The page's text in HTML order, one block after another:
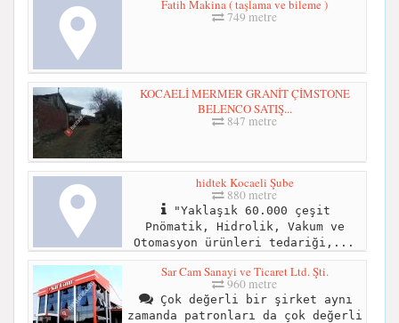
Fatih Makina ( taşlama ve bileme )
749 metre
KOCAELİ MERMER GRANİT ÇİMSTONE
BELENCO SATIŞ...
847 metre
hidtek Kocaeli Şube
880 metre
"Yaklaşık 60.000 çeşit
Pnömatik, Hidrolik, Vakum ve
Otomasyon ürünleri tedariği,...
Sar Cam Sanayi ve Ticaret Ltd. Şti.
960 metre
Çok değerli bir şirket aynı
zamanda patronları da çok değerli